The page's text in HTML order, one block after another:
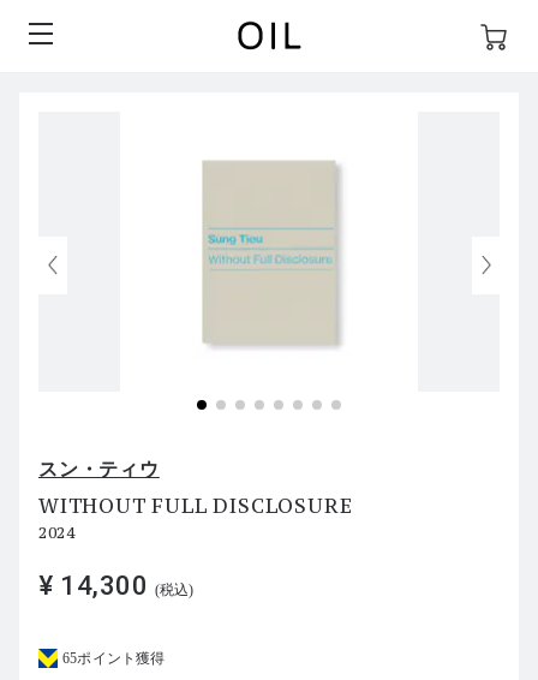
スン・ティウ
WITHOUT FULL DISCLOSURE
2024
¥ 14,300 (税込)
65ポイント獲得